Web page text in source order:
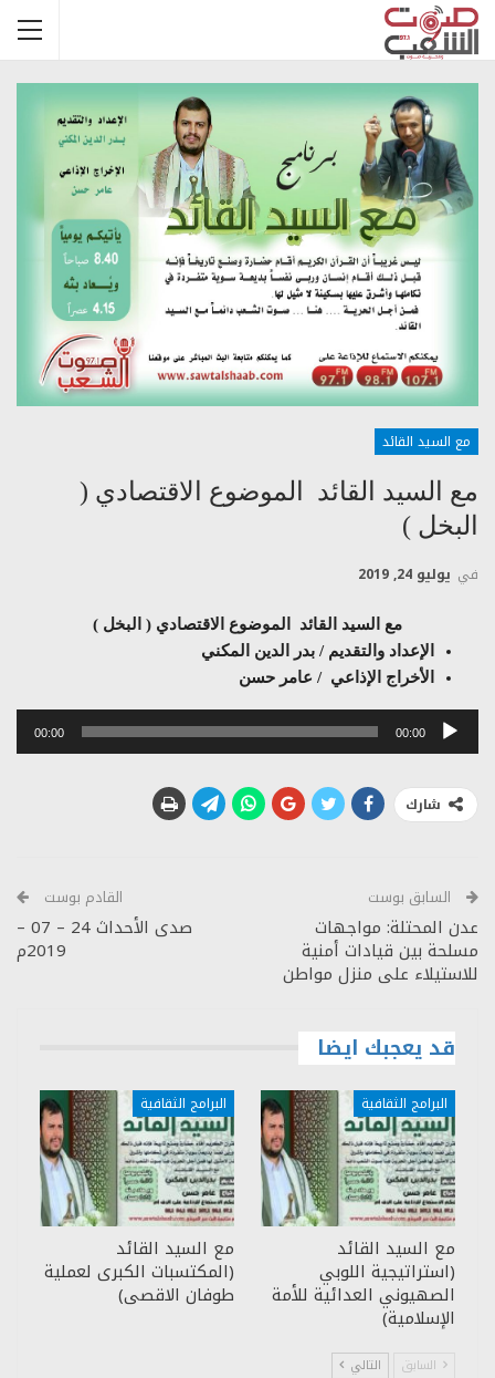
مع السيد القائد
مع السيد القائد الموضوع الاقتصادي (
البخل )
في يوليو 24, 2019
مع السيد القائد الموضوع الاقتصادي ( البخل )
الإعداد والتقديم / بدر الدين المكني
الأخراج الإذاعي / عامر حسن
مشغل
00:00
00:00
شارك
السابق بوست
عدن المحتلة: مواجهات
مسلحة بين قيادات أمنية
للاستيلاء على منزل مواطن
القادم بوست
صدى الأحداث 24 – 07 –
2019م
قد يعجبك ايضا
البرامج الثقافية
مع السيد القائد
(استراتيجية اللوبي
الصهيوني العدائية للأمة
الإسلامية)
البرامج الثقافية
مع السيد القائد
(المكتسبات الكبرى لعملية
طوفان الاقصى)
السابق التالي